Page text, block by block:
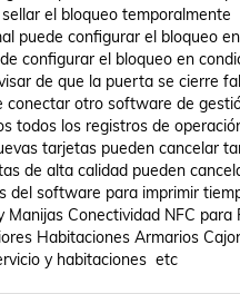
el bloqueo temporalmente
puede configurar el bloqueo
configurar el bloqueo en
de que la puerta se cierre
conectar otro software de
todos los registros de
tarjetas pueden cancelar
de alta calidad pueden
del software para imprimir
Habitaciones Armarios
y habitaciones  etc